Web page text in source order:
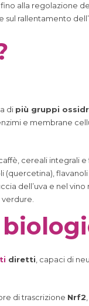
alla
rallentamento
di più gruppi
e membrane
cereali integrali e
dell’uva e nel vino
verdure.
diretti, capaci di
di trascrizione Nrf2